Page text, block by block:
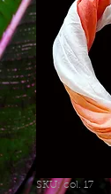
SKU: col. 17